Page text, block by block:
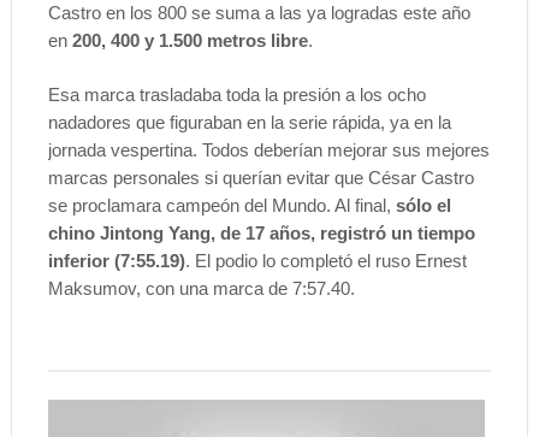
Castro en los 800 se suma a las ya logradas este año
en 200, 400 y 1.500 metros libre.
Esa marca trasladaba toda la presión a los ocho
nadadores que figuraban en la serie rápida, ya en la
jornada vespertina. Todos deberían mejorar sus mejores
marcas personales si querían evitar que César Castro
se proclamara campeón del Mundo. Al final, sólo el
chino Jintong Yang, de 17 años, registró un tiempo
inferior (7:55.19). El podio lo completó el ruso Ernest
Maksumov, con una marca de 7:57.40.